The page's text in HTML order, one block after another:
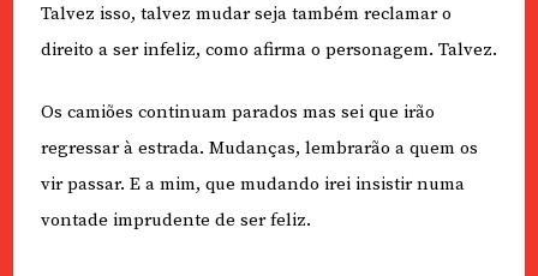
Talvez isso, talvez mudar seja também reclamar o
direito a ser infeliz, como afirma o personagem. Talvez.
Os camiões continuam parados mas sei que irão
regressar à estrada. Mudanças, lembrarão a quem os
vir passar. E a mim, que mudando irei insistir numa
vontade imprudente de ser feliz.